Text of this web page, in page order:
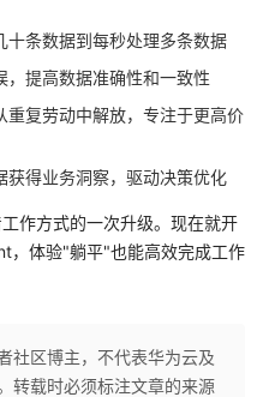
十条数据到每秒处理多条数据
，提高数据准确性和一致性
重复劳动中解放，专注于更高价
获得业务洞察，驱动决策优化
作方式的一次升级。现在就开
，体验"躺平"也能高效完成工作
社区博主，不代表华为云及
转载时必须标注文章的来源